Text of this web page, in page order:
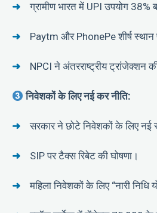
ग्रामीण भारत में UPI उपयोग 38%
Paytm और PhonePe शीर्ष स्थान
NPCI ने अंतरराष्ट्रीय ट्रांजेक्शन
निवेशकों के लिए नई कर नीति:
सरकार ने छोटे निवेशकों के लिए नई
SIP पर टैक्स रिबेट की घोषणा।
महिला निवेशकों के लिए “नारी निधि